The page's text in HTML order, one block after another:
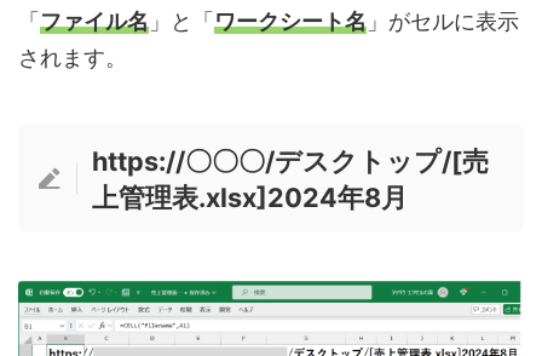
「 ファイル名 」と「 ワークシート名 」がセルに表示
されます。
https://〇〇〇/デスクトップ/[売
上管理表.xlsx]2024年8月